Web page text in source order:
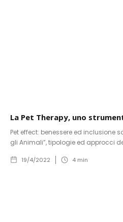
La Pet Therapy, uno
Pet effect: benessere ed inclusione
gli Animali”, tipologie ed approcci
19/4/2022 4 min